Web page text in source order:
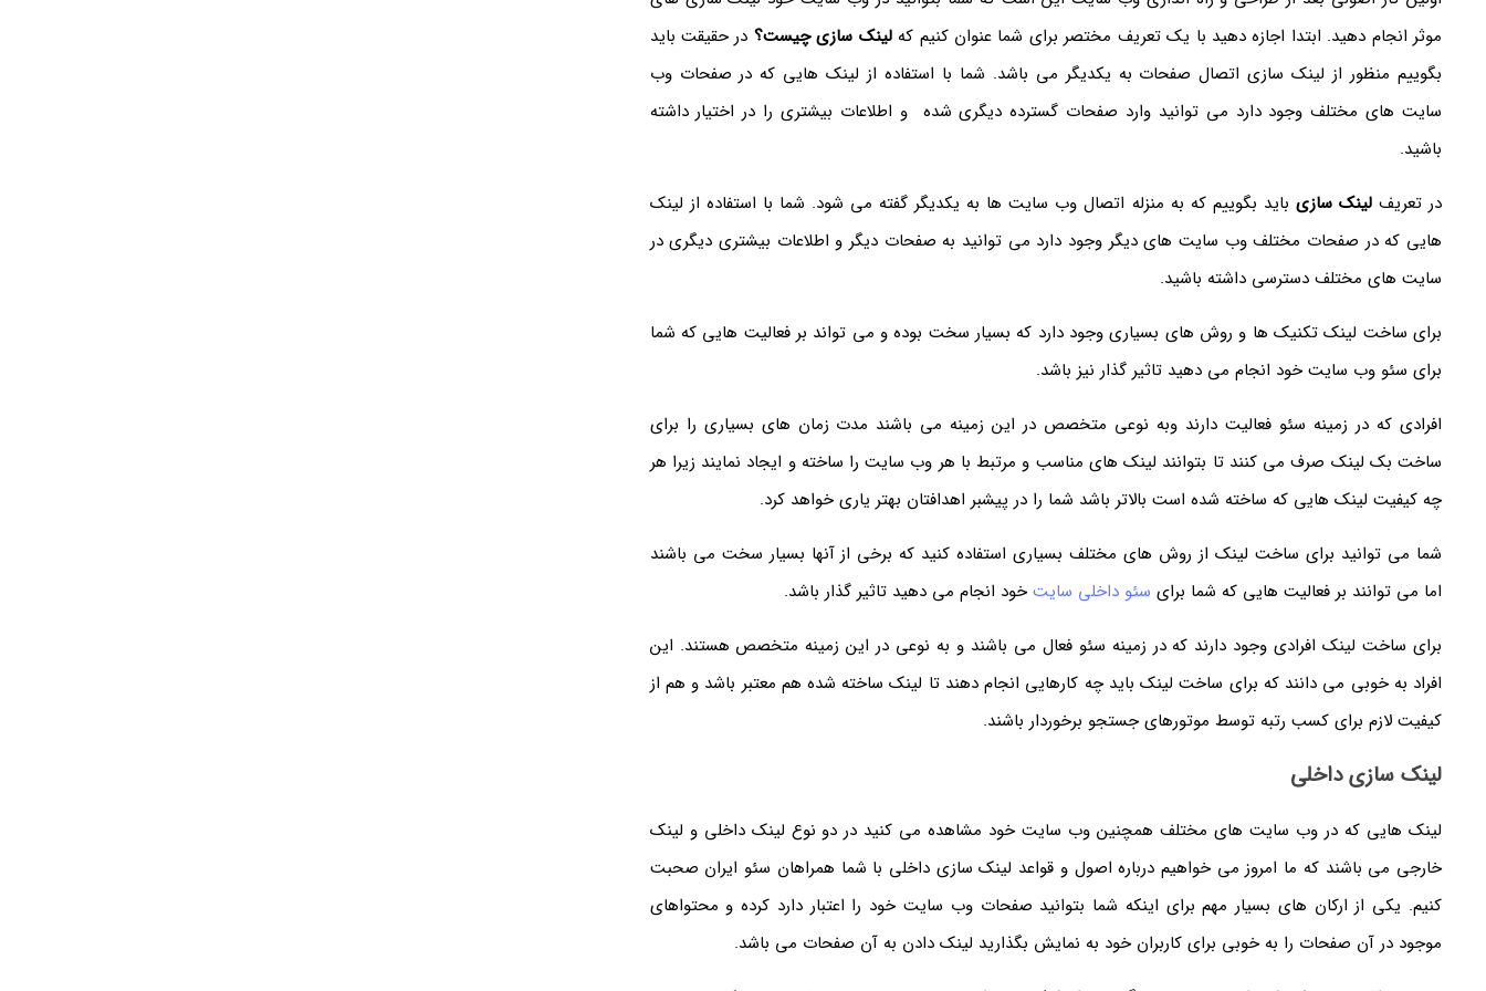
موثر انجام دهید. ابتدا اجازه دهید با یک تعریف مختصر برای شما عنوان کنیم کهلینک سازی چیست؟ در حقیقت باید
بگوییم منظور از لینک سازی اتصال صفحات به یکدیگر می باشد. شما با استفاده از لینک هایی که در صفحات وب
سایت های مختلف وجود دارد می توانید وارد صفحات گسترده دیگری شده و اطلاعات بیشتری را در اختیار داشته
باشید.
در تعریفلینک سازی باید بگوییم که به منزله اتصال وب سایت ها به یکدیگر گفته می شود. شما با استفاده از لینک
هایی که در صفحات مختلف وب سایت های دیگر وجود دارد می توانید به صفحات دیگر و اطلاعات بیشتری دیگری در
سایت های مختلف دسترسی داشته باشید.
برای ساخت لینک تکنیک ها و روش های بسیاری وجود دارد که بسیار سخت بوده و می تواند بر فعالیت هایی که شما
برای سئو وب سایت خود انجام می دهید تاثیر گذار نیز باشد.
افرادی که در زمینه سئو فعالیت دارند وبه نوعی متخصص در این زمینه می باشند مدت زمان های بسیاری را برای
ساخت بک لینک صرف می کنند تا بتوانند لینک های مناسب و مرتبط با هر وب سایت را ساخته و ایجاد نمایند زیرا هر
چه کیفیت لینک هایی که ساخته شده است بالاتر باشد شما را در پیشبر اهدافتان بهتر یاری خواهد کرد.
شما می توانید برای ساخت لینک از روش های مختلف بسیاری استفاده کنید که برخی از آنها بسیار سخت می باشند
اما می توانند بر فعالیت هایی که شما برای سئو داخلی سایتخود انجام می دهید تاثیر گذار باشد.
برای ساخت لینک افرادی وجود دارند که در زمینه سئو فعال می باشند و به نوعی در این زمینه متخصص هستند. این
افراد به خوبی می دانند که برای ساخت لینک باید چه کارهایی انجام دهند تا لینک ساخته شده هم معتبر باشد و هم از
کیفیت لازم برای کسب رتبه توسط موتورهای جستجو برخوردار باشند.
لینک سازی داخلی
لینک هایی که در وب سایت های مختلف همچنین وب سایت خود مشاهده می کنید در دو نوع لینک داخلی و لینک
خارجی می باشند که ما امروز می خواهیم درباره اصول و قواعد لینک سازی داخلی با شما همراهان سئو ایران صحبت
کنیم. یکی از ارکان های بسیار مهم برای اینکه شما بتوانید صفحات وب سایت خود را اعتبار دارد کرده و محتواهای
موجود در آن صفحات را به خوبی برای کاربران خود به نمایش بگذارید لینک دادن به آن صفحات می باشد.